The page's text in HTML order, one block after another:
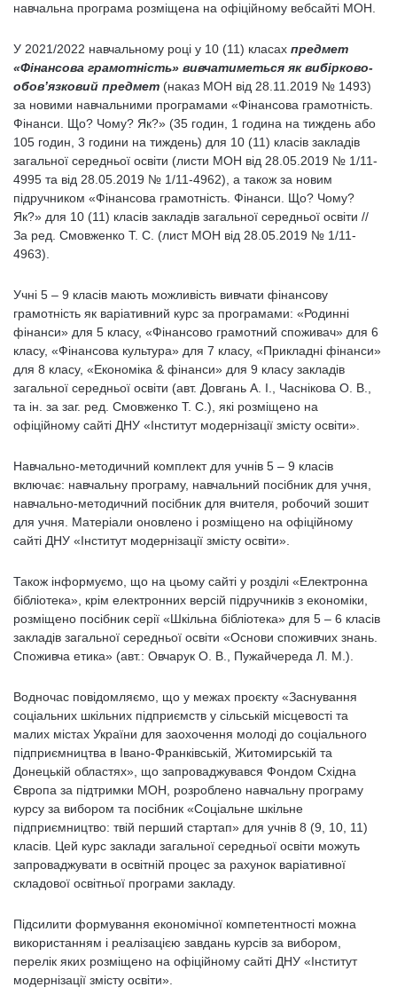
навчальна програма розміщена на офіційному вебсайті МОН.
У 2021/2022 навчальному році у 10 (11) класах предмет
«Фінансова грамотність» вивчатиметься як вибірково-
обов’язковий предмет (наказ МОН від 28.11.2019 № 1493)
за новими навчальними програмами «Фінансова грамотність.
Фінанси. Що? Чому? Як?» (35 годин, 1 година на тиждень або
105 годин, 3 години на тиждень) для 10 (11) класів закладів
загальної середньої освіти (листи МОН від 28.05.2019 № 1/11-
4995 та від 28.05.2019 № 1/11-4962), а також за новим
підручником «Фінансова грамотність. Фінанси. Що? Чому?
Як?» для 10 (11) класів закладів загальної середньої освіти //
За ред. Смовженко Т. С. (лист МОН від 28.05.2019 № 1/11-
4963).
Учні 5 – 9 класів мають можливість вивчати фінансову
грамотність як варіативний курс за програмами: «Родинні
фінанси» для 5 класу, «Фінансово грамотний споживач» для 6
класу, «Фінансова культура» для 7 класу, «Прикладні фінанси»
для 8 класу, «Економіка & фінанси» для 9 класу закладів
загальної середньої освіти (авт. Довгань А. І., Часнікова О. В.,
та ін. за заг. ред. Смовженко Т. С.), які розміщено на
офіційному сайті ДНУ «Інститут модернізації змісту освіти».
Навчально-методичний комплект для учнів 5 – 9 класів
включає: навчальну програму, навчальний посібник для учня,
навчально-методичний посібник для вчителя, робочий зошит
для учня. Матеріали оновлено і розміщено на офіційному
сайті ДНУ «Інститут модернізації змісту освіти».
Також інформуємо, що на цьому сайті у розділі «Електронна
бібліотека», крім електронних версій підручників з економіки,
розміщено посібник серії «Шкільна бібліотека» для 5 – 6 класів
закладів загальної середньої освіти «Основи споживчих знань.
Споживча етика» (авт.: Овчарук О. В., Пужайчереда Л. М.).
Водночас повідомляємо, що у межах проєкту «Заснування
соціальних шкільних підприємств у сільській місцевості та
малих містах України для заохочення молоді до соціального
підприємництва в Івано-Франківській, Житомирській та
Донецькій областях», що запроваджувався Фондом Східна
Європа за підтримки МОН, розроблено навчальну програму
курсу за вибором та посібник «Соціальне шкільне
підприємництво: твій перший стартап» для учнів 8 (9, 10, 11)
класів. Цей курс заклади загальної середньої освіти можуть
запроваджувати в освітній процес за рахунок варіативної
складової освітньої програми закладу.
Підсилити формування економічної компетентності можна
використанням і реалізацією завдань курсів за вибором,
перелік яких розміщено на офіційному сайті ДНУ «Інститут
модернізації змісту освіти».